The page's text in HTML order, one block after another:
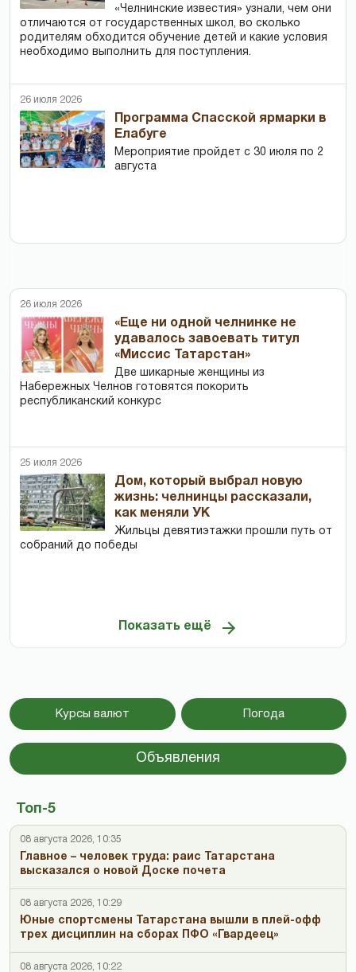
«Челнинские известия» узнали, чем они
отличаются от государственных школ, во сколько
родителям обходится обучение детей и какие условия
необходимо выполнить для поступления.
26 июля 2026
Программа Спасской ярмарки в
Елабуге
Мероприятие пройдет с 30 июля по 2
августа
26 июля 2026
«Еще ни одной челнинке не
удавалось завоевать титул
«Миссис Татарстан»
Две шикарные женщины из
Набережных Челнов готовятся покорить
республиканский конкурс
25 июля 2026
Дом, который выбрал новую
жизнь: челнинцы рассказали,
как меняли УК
Жильцы девятиэтажки прошли путь от
собраний до победы
Показать ещё
Курсы валют Погода
Объявления
Топ-5
08 августа 2026, 10:35
Главное – человек труда: раис Татарстана
высказался о новой Доске почета
08 августа 2026, 10:29
Юные спортсмены Татарстана вышли в плей-офф
трех дисциплин на сборах ПФО «Гвардеец»
08 августа 2026, 10:22